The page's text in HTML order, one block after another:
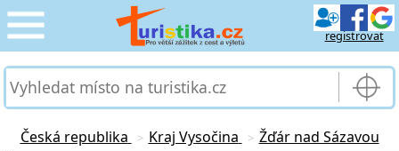
registrovat
CESTOVÁNÍ
SLUŽBY & DOPRAVA
Česká republika > Kraj Vysočina > Žďár nad Sázavou